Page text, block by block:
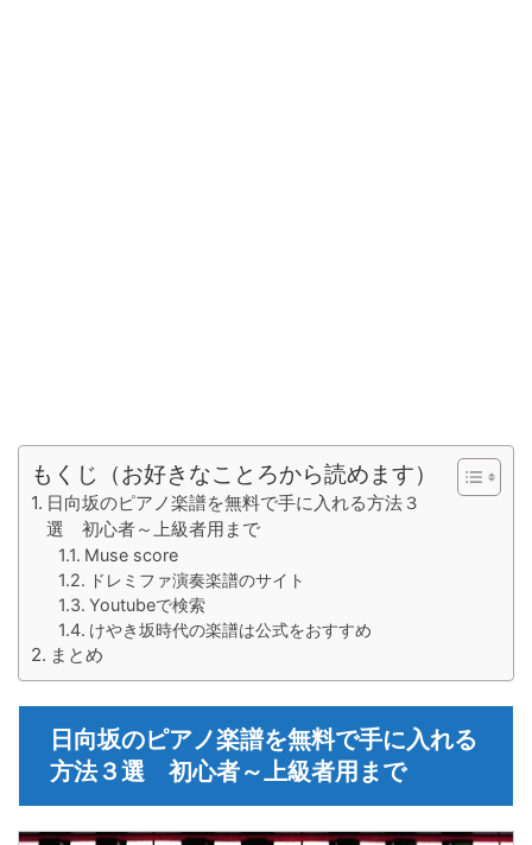
もくじ（お好きなことろから読めます）
日向坂のピアノ楽譜を無料で手に入れる方法３
選 初心者～上級者用まで
Muse score
ドレミファ演奏楽譜のサイト
Youtubeで検索
けやき坂時代の楽譜は公式をおすすめ
まとめ
日向坂のピアノ楽譜を無料で手に入れる
方法３選 初心者～上級者用まで